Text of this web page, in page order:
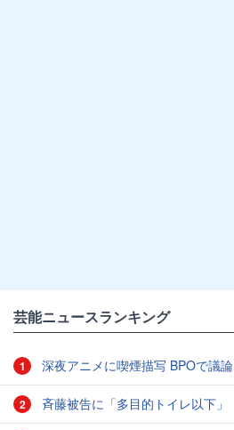
芸能ニュースランキング
1 深夜アニメに喫煙描写 BPOで議論
2 斉藤被告に「多目的トイレ以下」